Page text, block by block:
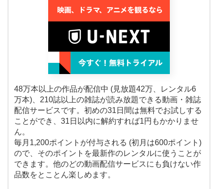
48万本以上の作品が配信中 (見放題42万、レンタル6
万本)、210誌以上の雑誌が読み放題できる動画・雑誌
配信サービスです。初めの31日間は無料でお試しする
ことができ、31日以内に解約すれば1円もかかりませ
ん。
毎月1,200ポイントが付与される (初月は600ポイント)
ので、そのポイントを最新作のレンタルに使うことが
できます。他のどの動画配信サービスにも負けない作
品数をとことん楽しめます。